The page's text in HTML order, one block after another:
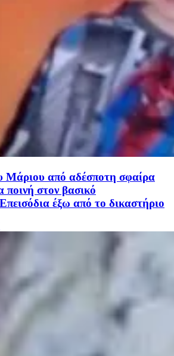
Μάριου από αδέσποτη σφαίρα
ποινή στον βασικό
έξω από το δικαστήριο